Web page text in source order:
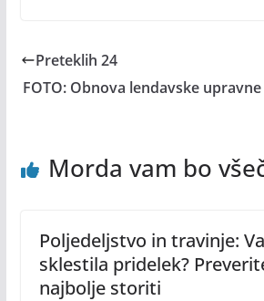
Preteklih 24
FOTO: Obnova lendavske
Morda vam bo
Poljedeljstvo in travinje:
sklestila pridelek?
najbolje storiti